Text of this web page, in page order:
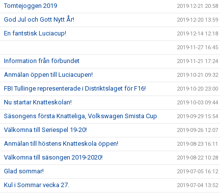
Tomtejoggen 2019 2019-12-21 20:58
God Jul och Gott Nytt År! 2019-12-20 13:59
En fantstisk Luciacup! 2019-12-14 12:18
2019-11-27 16:45
Information från förbundet 2019-11-21 17:24
Anmälan öppen till Luciacupen! 2019-10-21 09:32
FBI Tullinge representerade i Distriktslaget för F16! 2019-10-20 23:00
Nu startar Knatteskolan! 2019-10-03 09:44
Säsongens första Knatteliga, Volkswagen Smista Cup 2019-09-29 15:54
Välkomna till Seriespel 19-20! 2019-09-26 12:07
Anmälan till höstens Knatteskola öppen! 2019-08-23 16:11
Välkomna till säsongen 2019-2020! 2019-08-22 10:28
Glad sommar! 2019-07-05 16:12
Kul i Sommar vecka 27. 2019-07-04 13:52